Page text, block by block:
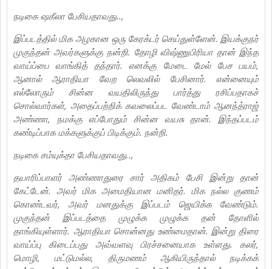
நடிகை ஷகீலா பேசியதாவது..,
இப்படத்தில் மிக அழகான ஒரு கேரக்டர் செய்துள்ளேன். இயக்குநர்
முகுந்தன் அவர்களுக்கு நன்றி. தோழி விஷ்ணுபிரியா தான் இந்த
வாய்ப்பை வாங்கித் தந்தார். எனக்கு மேடை மேல் பேச பயம்,
ஆனால் ஆராதியா வேற லெவலில் பேசினார். என்னையும்
எல்லோரும் சின்ன வயதிலிருந்து பார்த்து ரசிப்பதாகச்
சொல்வார்கள், அதைப்பற்றிக் கவலைப்பட வேண்டாம் ஆனந்த்ராஜ்
அண்ணா, நமக்கு எப்போதும் சின்ன வயசு தான். இந்தப்படம்
கண்டிப்பாக மக்களுக்குப் பிடிக்கும். நன்றி.
நடிகை சம்யுக்தா பேசியதாவது..,
தயாரிப்பாளர் அண்ணாதுரை சார் அதிகம் பேசி இன்று தான்
கேட்டேன். அவர் மிக அமைதியான மனிதர். மிக நல்ல குணம்
கொண்டவர், அவர் மனதுக்கு இப்படம் ஜெயிக்க வேண்டும்.
முகுந்தன் இப்படத்தை முழுக்க முழுக்க தன் தோளில்
தாங்கியுள்ளார். ஆராதியா சொன்னது உண்மைதான். இன்று திரை
வாய்ப்பு கிடைப்பது அவ்வளவு பிரச்சனையாக உள்ளது. கலர்,
மொழி, மட்டுமல்ல, திருமணம் ஆகியிருந்தால் நடிக்கக்